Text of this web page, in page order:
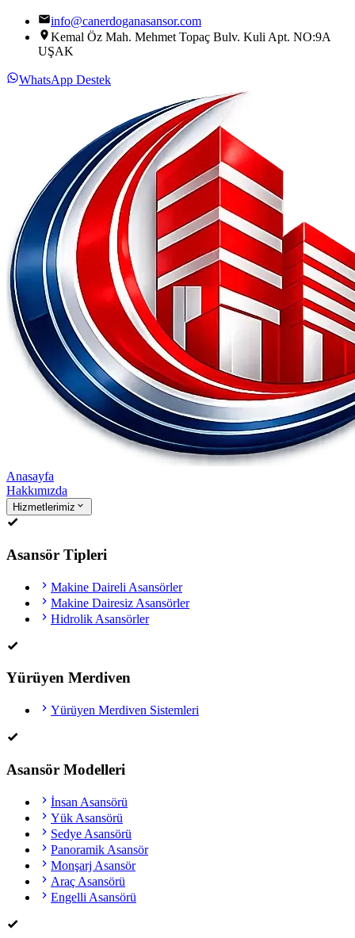
info@canerdoganasansor.com
Kemal Öz Mah. Mehmet Topaç Bulv. Kuli Apt. NO:9A
UŞAK
WhatsApp Destek
Anasayfa
Hakkımızda
Hizmetlerimiz
Asansör Tipleri
Makine Daireli Asansörler
Makine Dairesiz Asansörler
Hidrolik Asansörler
Yürüyen Merdiven
Yürüyen Merdiven Sistemleri
Asansör Modelleri
İnsan Asansörü
Yük Asansörü
Sedye Asansörü
Panoramik Asansör
Monşarj Asansör
Araç Asansörü
Engelli Asansörü